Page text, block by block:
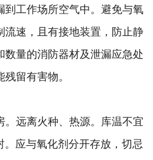
到工作场所空气中。避免与氧
流速，且有接地装置，防止静
数量的消防器材及泄漏应急处
留有害物。
。远离火种、热源。库温不宜
应与氧化剂分开存放，切忌